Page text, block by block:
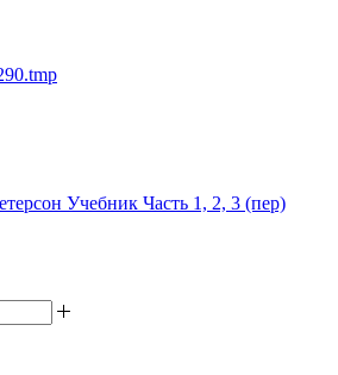
Учебник Часть 1, 2, 3 (пер)